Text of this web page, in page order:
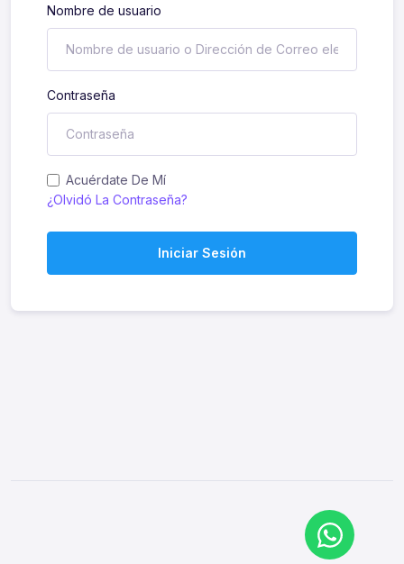
Nombre de usuario
Contraseña
Acuérdate De Mí
¿Olvidó La Contraseña?
Iniciar Sesión